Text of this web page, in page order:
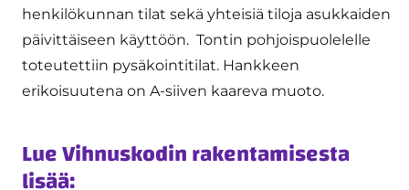
henkilökunnan tilat sekä yhteisiä tiloja asukkaiden
päivittäiseen käyttöön. Tontin pohjoispuolelelle
toteutettiin pysäkointitilat. Hankkeen
erikoisuutena on A-siiven kaareva muoto.
Lue Vihnuskodin rakentamisesta
lisää: